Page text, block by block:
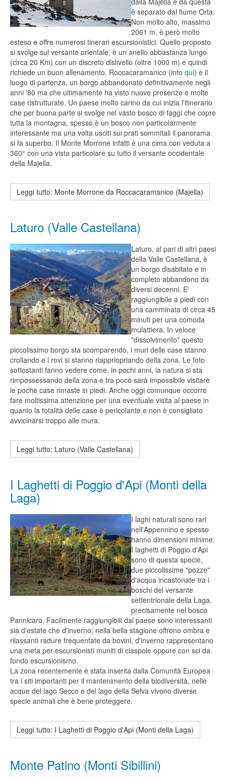
è separato dal fiume Orta.
Non molto alto, massimo
2061 m, è però molto
esteso e offre numerosi tinerari escursionistici. Quello proposto
si svolge sul versante orientale, è un anello abbastanza lungo
(circa 20 Km) con un discreto dislivello (oltre 1000 m) e quindi
richiede un buon allenamento. Roccacaramanico (info qui) è il
luogo di partenza, un borgo abbandonato definitivamente negli
anni '80 ma che ultimamente ha visto nuove presenze e molte
case ristrutturate. Un paese molto carino da cui inizia l'itinerario
che per buona parte si svolge nel vasto bosco di faggi che copre
tutta la montagna, spesso è un bosco non particolarmente
interessante ma una volta usciti sui prati sommitali il panorama
si fa superbo. Il Monte Morrone infatti è una cima con veduta a
360° con una vista particolare su tutto il versante occidentale
della Majella.
Leggi tutto: Monte Morrone da Roccacaramanico (Majella)
Laturo (Valle Castellana)
Laturo, al pari di altri paesi
della Valle Castellana, è
un borgo disabitato e in
completo abbandono da
diversi decenni. E'
raggiungibile a piedi con
una camminata di circa 45
minuti per una comoda
mulattiera. In veloce
"dissolvimento" questo
piccolissimo borgo sta scomparendo, i muri delle case stanno
crollando e i rovi si stanno riappriopriando della zona. Le foto
sottostanti fanno vedere come, in pochi anni, la natura si sta
rimpossessando della zona e tra poco sarà impossibile visitare
le poche case rimaste in piedi. Anche oggi comunque occorre
fare moltissima attenzione per una eventuale visita al paese in
quanto la totalità delle case è pericolante e non è consigliato
avvicinarsi troppo alle mura.
Leggi tutto: Laturo (Valle Castellana)
I Laghetti di Poggio d'Api (Monti della
Laga)
I laghi naturali sono rari
nell'Appennino e spesso
hanno dimensioni minime.
I laghetti di Poggio d'Api
sono di questa specie,
due piccolissime "pozze"
d'acqua incastonate tra i
boschi del versante
settentrionale della Laga,
precisamente nel bosco
Pannicaro. Facilmente raggiungibili dal paese sono interessanti
sia d'estate che d'inverno; nella bella stagione offrono ombra e
rilassanti radure frequentate da bovini, d'inverno rappresentano
una meta per escursionisti muniti di ciaspole oppure con sci da
fondo escursionismo.
La zona recentemente è stata inserita dalla Comunità Europea
tra i siti importanti per il mantenimento della biodiversità, nelle
acque del lago Secco e del lago della Selva vivono diverse
specie animali che è bene proteggere.
Leggi tutto: I Laghetti di Poggio d'Api (Monti della Laga)
Monte Patino (Monti Sibillini)